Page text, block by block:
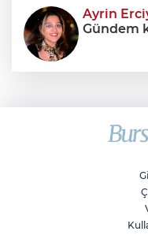
Ayrin
Gündem
doğa ve